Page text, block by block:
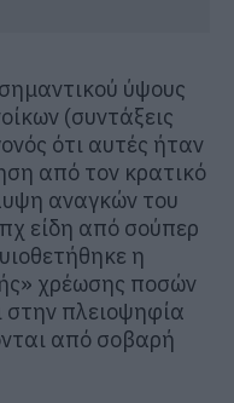
ύψους
(συντάξεις
ότι αυτές ήταν
από τον κρατικό
αναγκών του
είδη από σούπερ
η
χρέωσης ποσών
στην πλειοψηφία
από σοβαρή